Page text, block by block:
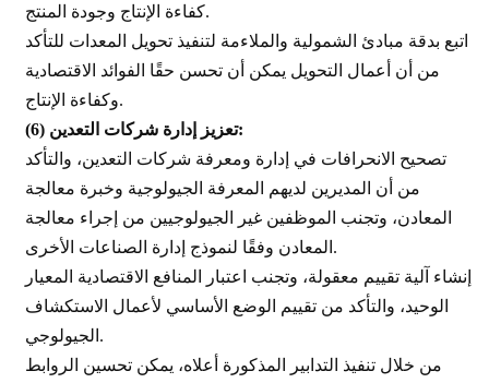
كفاءة الإنتاج وجودة المنتج.
اتبع بدقة مبادئ الشمولية والملاءمة لتنفيذ تحويل المعدات للتأكد
من أن أعمال التحويل يمكن أن تحسن حقًا الفوائد الاقتصادية
وكفاءة الإنتاج.
(6)
تعزيز إدارة شركات التعدين:
تصحيح الانحرافات في إدارة ومعرفة شركات التعدين، والتأكد
من أن المديرين لديهم المعرفة الجيولوجية وخبرة معالجة
المعادن، وتجنب الموظفين غير الجيولوجيين من إجراء معالجة
المعادن وفقًا لنموذج إدارة الصناعات الأخرى.
إنشاء آلية تقييم معقولة، وتجنب اعتبار المنافع الاقتصادية المعيار
الوحيد، والتأكد من تقييم الوضع الأساسي لأعمال الاستكشاف
الجيولوجي.
من خلال تنفيذ التدابير المذكورة أعلاه، يمكن تحسين الروابط